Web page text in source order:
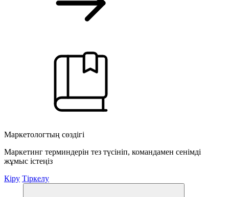
Маркетологтың сөздігі
Маркетинг терминдерін тез түсініп, командамен сенімді
жұмыс істеңіз
Кіру Тіркелу